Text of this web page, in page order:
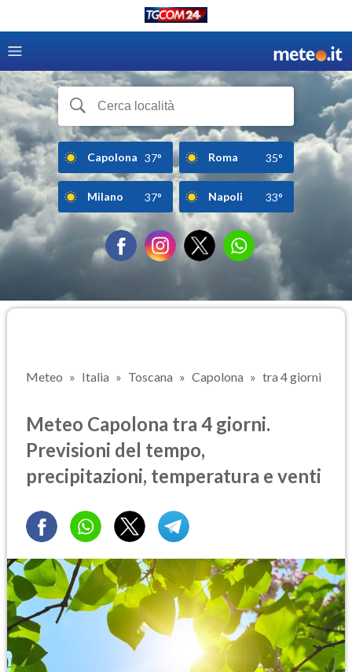
Capolona 37° Roma 35°
Milano 37° Napoli 33°
Meteo Italia Toscana Capolona tra 4 giorni
Meteo Capolona tra 4 giorni.
Previsioni del tempo,
precipitazioni, temperatura e venti